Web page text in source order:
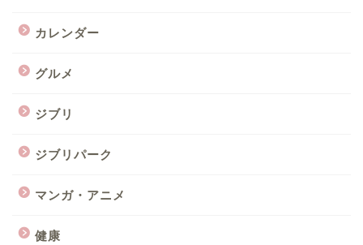
カレンダー
グルメ
ジブリ
ジブリパーク
マンガ・アニメ
健康